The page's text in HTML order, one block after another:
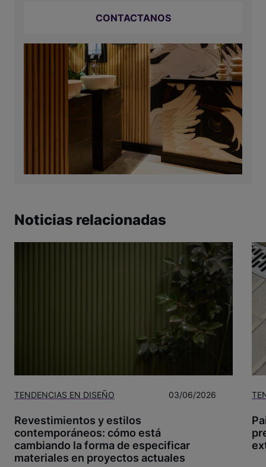
CONTACTANOS
Noticias relacionadas
TENDENCIAS EN DISEÑO 03/06/2026
Revestimientos y estilos
contemporáneos: cómo está
cambiando la forma de especificar
materiales en proyectos actuales